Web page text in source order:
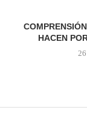
HACEN